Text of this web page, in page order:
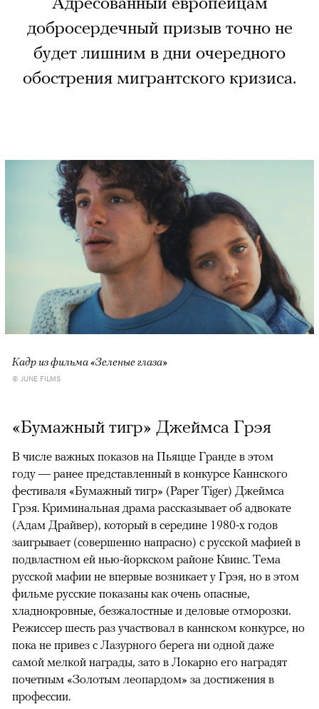
добросердечный призыв точно не
будет лишним в дни очередного
обострения мигрантского кризиса.
Кадр из фильма «Зеленые глаза»
© JUNE FILMS
«Бумажный тигр» Джеймса Грэя
В числе важных показов на Пьяцце Гранде в этом
году — ранее представленный в конкурсе Каннского
фестиваля «Бумажный тигр» (Paper Tiger) Джеймса
Грэя. Криминальная драма рассказывает об адвокате
(Адам Драйвер), который в середине 1980-х годов
заигрывает (совершенно напрасно) с русской мафией в
подвластном ей нью-йоркском районе Квинс. Тема
русской мафии не впервые возникает у Грэя, но в этом
фильме русские показаны как очень опасные,
хладнокровные, безжалостные и деловые отморозки.
Режиссер шесть раз участвовал в каннском конкурсе, но
пока не привез с Лазурного берега ни одной даже
самой мелкой награды, зато в Локарно его наградят
почетным «Золотым леопардом» за достижения в
профессии.